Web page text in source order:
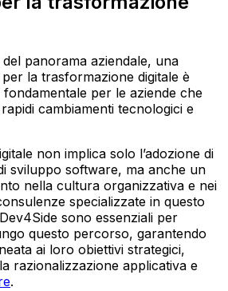
panorama aziendale, una
la trasformazione digitale è
per le aziende che
cambiamenti tecnologici e
non implica solo l’adozione di
sviluppo software, ma anche un
nella cultura organizzativa e nei
specializzate in questo
sono essenziali per
questo percorso, garantendo
ai loro obiettivi strategici,
razionalizzazione applicativa e
.